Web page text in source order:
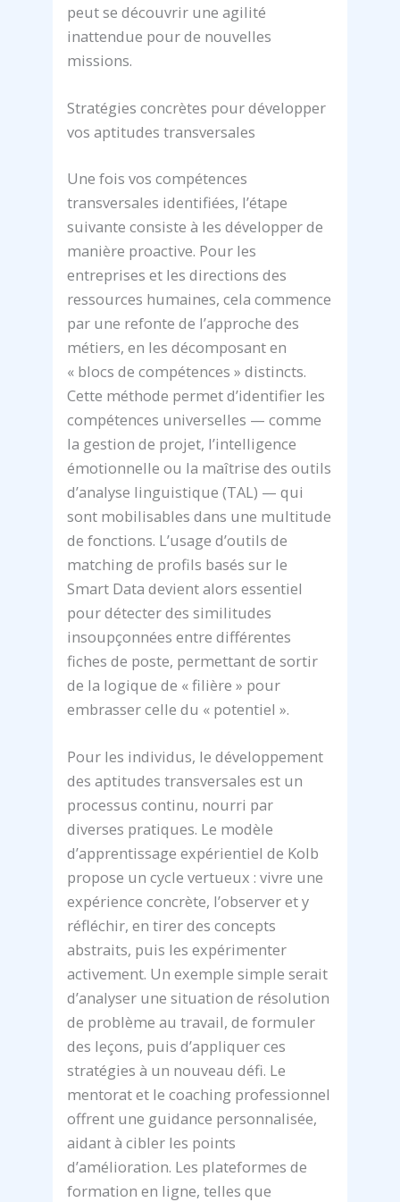
peut se découvrir une agilité
inattendue pour de nouvelles
missions.
Stratégies concrètes pour développer
vos aptitudes transversales
Une fois vos compétences
transversales identifiées, l’étape
suivante consiste à les développer de
manière proactive. Pour les
entreprises et les directions des
ressources humaines, cela commence
par une refonte de l’approche des
métiers, en les décomposant en
« blocs de compétences » distincts.
Cette méthode permet d’identifier les
compétences universelles — comme
la gestion de projet, l’intelligence
émotionnelle ou la maîtrise des outils
d’analyse linguistique (TAL) — qui
sont mobilisables dans une multitude
de fonctions. L’usage d’outils de
matching de profils basés sur le
Smart Data devient alors essentiel
pour détecter des similitudes
insoupçonnées entre différentes
fiches de poste, permettant de sortir
de la logique de « filière » pour
embrasser celle du « potentiel ».
Pour les individus, le développement
des aptitudes transversales est un
processus continu, nourri par
diverses pratiques. Le modèle
d’apprentissage expérientiel de Kolb
propose un cycle vertueux : vivre une
expérience concrète, l’observer et y
réfléchir, en tirer des concepts
abstraits, puis les expérimenter
activement. Un exemple simple serait
d’analyser une situation de résolution
de problème au travail, de formuler
des leçons, puis d’appliquer ces
stratégies à un nouveau défi. Le
mentorat et le coaching professionnel
offrent une guidance personnalisée,
aidant à cibler les points
d’amélioration. Les plateformes de
formation en ligne, telles que